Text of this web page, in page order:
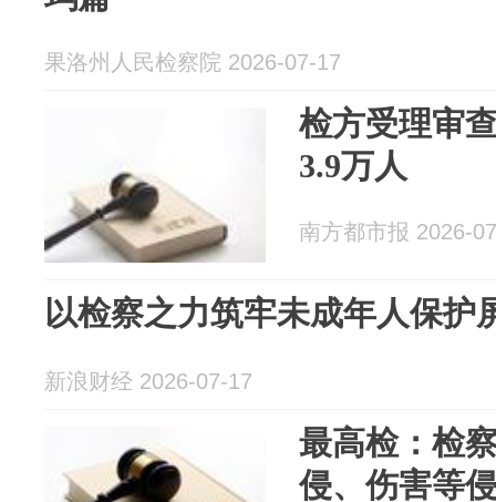
果洛州人民检察院 2026-07-17
检方受理审
3.9万人
南方都市报 2026-
以检察之力筑牢未成年人保护
新浪财经 2026-07-17
最高检：检
侵、伤害等